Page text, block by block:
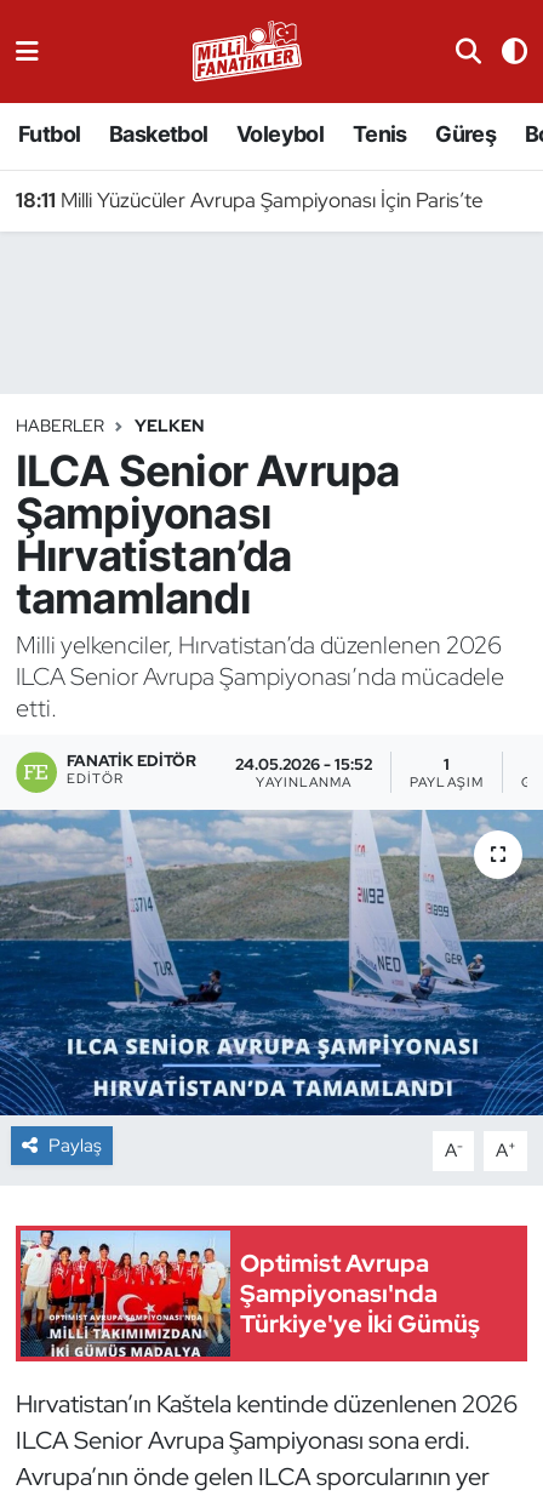
Futbol Basketbol Voleybol Tenis Güreş
18:11 Milli Yüzücüler Avrupa Şampiyonası İçin Paris’te
HABERLER YELKEN
ILCA Senior Avrupa
Şampiyonası
Hırvatistan’da
tamamlandı
Milli yelkenciler, Hırvatistan’da düzenlenen 2026
ILCA Senior Avrupa Şampiyonası’nda mücadele
etti.
FANATIK EDITÖR
EDITÖR
24.05.2026 - 15:52
YAYINLANMA
1
PAYLAŞIM
Paylaş A- A+
Optimist Avrupa
Şampiyonası'nda
Türkiye'ye İki Gümüş
Hırvatistan’ın Kaštela kentinde düzenlenen 2026
ILCA Senior Avrupa Şampiyonası sona erdi.
Avrupa’nın önde gelen ILCA sporcularının yer
Badminton
Binicilik
Bisiklet
Bocce Bowling Dart
Boks
Buz Hokeyi
Buz Pateni
Çim Hokeyi
Cimnastik
Curling
Dağcılık
Dans Sporları
E-Spor
Eskrim
Futbol
Futsal